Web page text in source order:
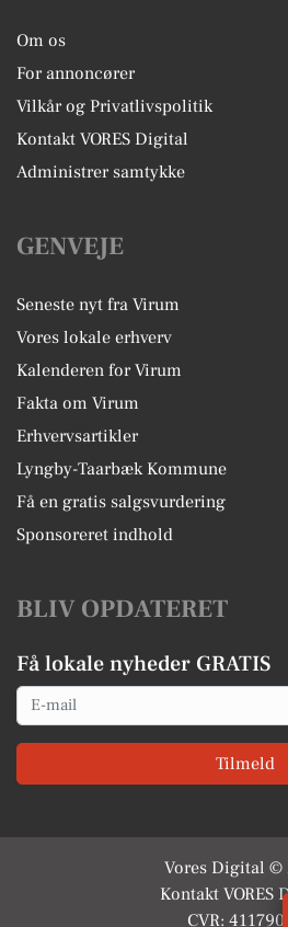
Om os
For annoncører
Vilkår og Privatlivspolitik
Kontakt VORES Digital
Administrer samtykke
GENVEJE
Seneste nyt fra Virum
Vores lokale erhverv
Kalenderen for Virum
Fakta om Virum
Erhvervsartikler
Lyngby-Taarbæk Kommune
Få en gratis salgsvurdering
Sponsoreret indhold
BLIV OPDATERET
Få lokale nyheder GRATIS
Email
Tilmeld
Vores Digital ©
Kontakt VORES
CVR: